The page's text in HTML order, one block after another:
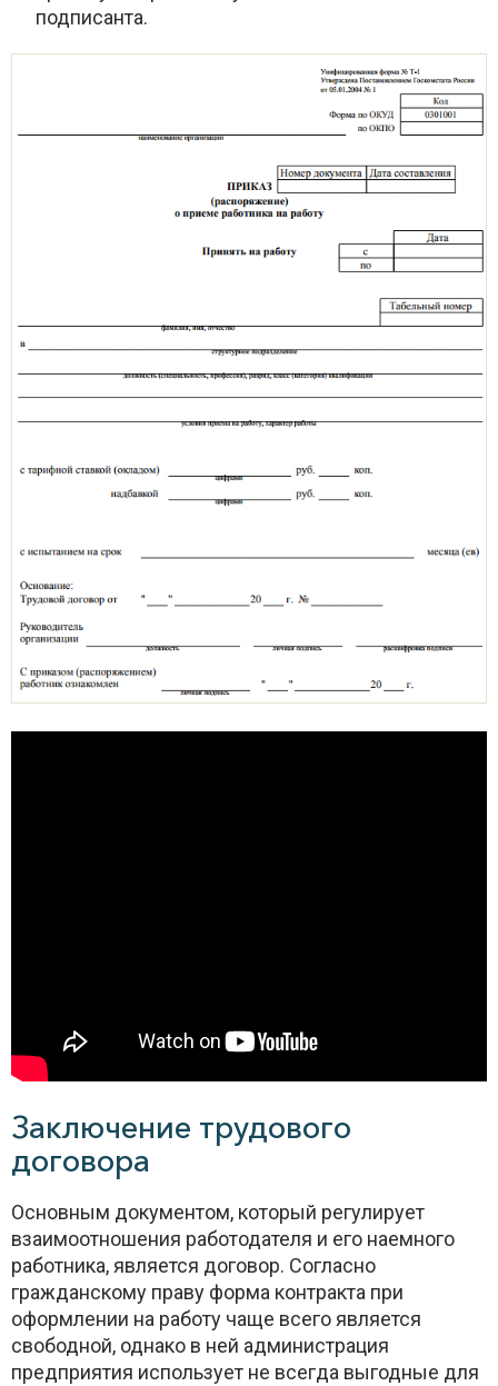
подписанта.
Заключение трудового
договора
Основным документом, который регулирует
взаимоотношения работодателя и его наемного
работника, является договор. Согласно
гражданскому праву форма контракта при
оформлении на работу чаще всего является
свободной, однако в ней администрация
предприятия использует не всегда выгодные для